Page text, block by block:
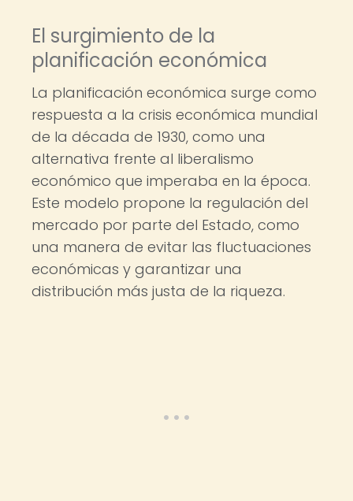
El surgimiento de la
planificación económica
La planificación económica surge como
respuesta a la crisis económica mundial
de la década de 1930, como una
alternativa frente al liberalismo
económico que imperaba en la época.
Este modelo propone la regulación del
mercado por parte del Estado, como
una manera de evitar las fluctuaciones
económicas y garantizar una
distribución más justa de la riqueza.